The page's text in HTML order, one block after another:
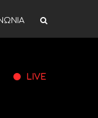
LIVE